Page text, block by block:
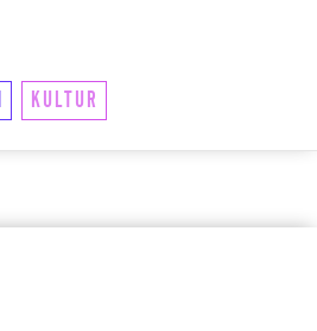
KULTUR